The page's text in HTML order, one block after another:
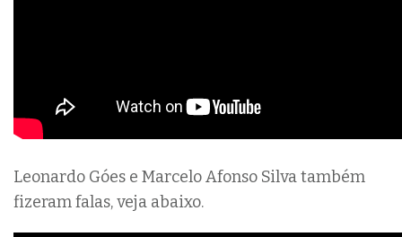
Leonardo Góes e Marcelo Afonso Silva também
fizeram falas, veja abaixo.